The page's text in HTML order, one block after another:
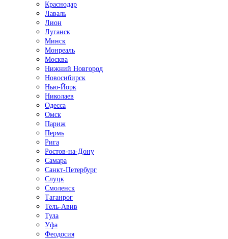
Краснодар
Лаваль
Лион
Луганск
Минск
Монреаль
Москва
Нижний Новгород
Новосибирск
Нью-Йорк
Николаев
Одесса
Омск
Париж
Пермь
Рига
Ростов-на-Дону
Самара
Санкт-Петербург
Слуцк
Смоленск
Таганрог
Тель-Авив
Тула
Уфа
Феодосия